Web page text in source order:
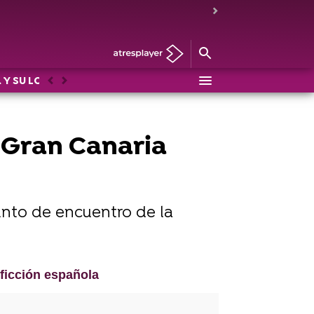
SU LOCO MUNDO LOS PROTEGIDOS:
AnteriorSiguiente
Canaria
de encuentro de la
española